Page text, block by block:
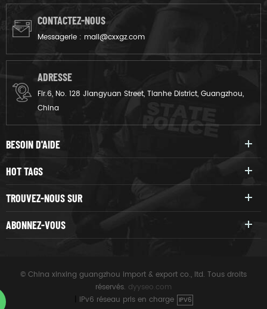
CONTACTEZ-NOUS
Messagerie : mail@cxxgz.com
ADRESSE
Flr.6, No. 128 Jiangyuan Street, Tianhe District, Guangzhou,
China
BESOIN D'AIDE
HOT TAGS
TROUVEZ-NOUS SUR
ABONNEZ-VOUS
© China xinxing guangzhou import & export co., ltd. Tous droits
réservés. dyyseo.com
IPv6 réseau pris en charge IPV6